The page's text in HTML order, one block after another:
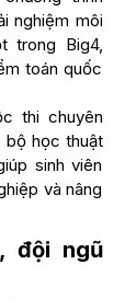
nghiệm môi
trong Big4,
toán quốc
thi chuyên
bộ học thuật
sinh viên
và nâng
đội ngũ